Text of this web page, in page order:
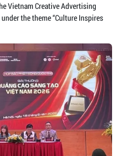
Vietnam Creative Advertising
the theme “Culture Inspires